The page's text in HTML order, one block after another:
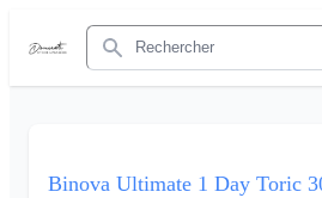
Rechercher
Binova Ultimate 1 Day Toric